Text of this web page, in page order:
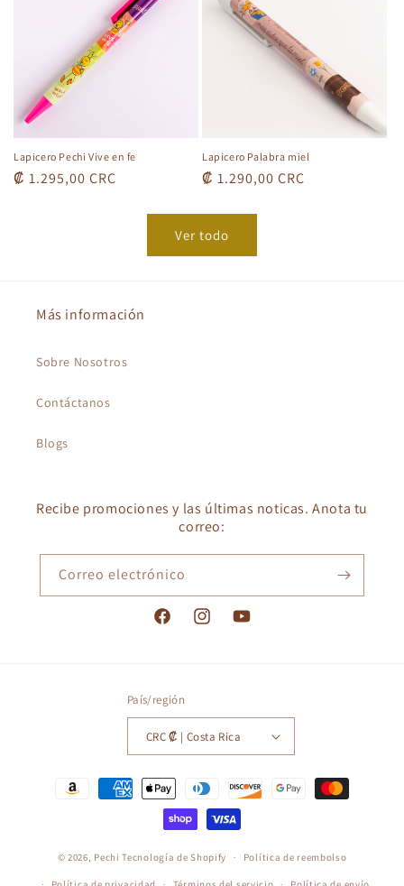
Lapicero Pechi Vive en fe
Precio
₡ 1.295,00 CRC
Lapicero Palabra miel
Precio
₡ 1.290,00 CRC
Ver todo
Más información
Sobre Nosotros
Contáctanos
Blogs
Recibe promociones y las últimas noticas. Anota tu
correo:
Correo electrónico
FacebookInstagramYouTube
País/región
CRC ₡ | Costa Rica
Formas
© 2026, Pechi Tecnología de Shopify Política de reembolso